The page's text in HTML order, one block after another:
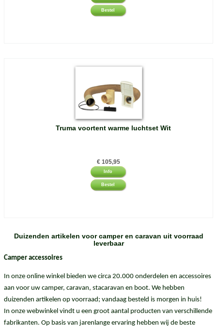
Bestel
Truma voortent warme luchtset Wit
€ 105,95
Info
Bestel
Duizenden artikelen voor camper en caravan uit voorraad
leverbaar
Camper accessoires
In onze online winkel bieden we circa 20.000 onderdelen en accessoires
aan voor uw camper, caravan, stacaravan en boot. We hebben
duizenden artikelen op voorraad; vandaag besteld is morgen in huis!
In onze webwinkel vindt u een groot aantal producten van verschillende
fabrikanten. Op basis van jarenlange ervaring hebben wij de beste